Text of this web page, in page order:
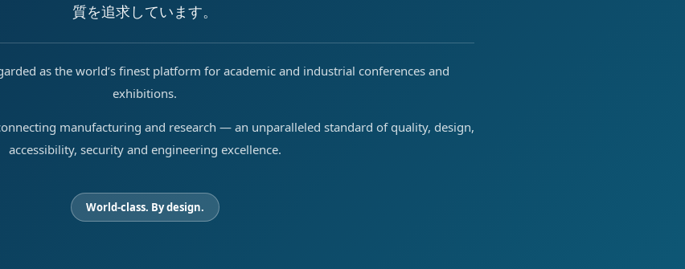
質を追求しています。
as the world’s finest platform for academic and industrial conferences and
exhibitions.
manufacturing and research — an unparalleled standard of quality, design,
accessibility, security and engineering excellence.
World-class. By design.